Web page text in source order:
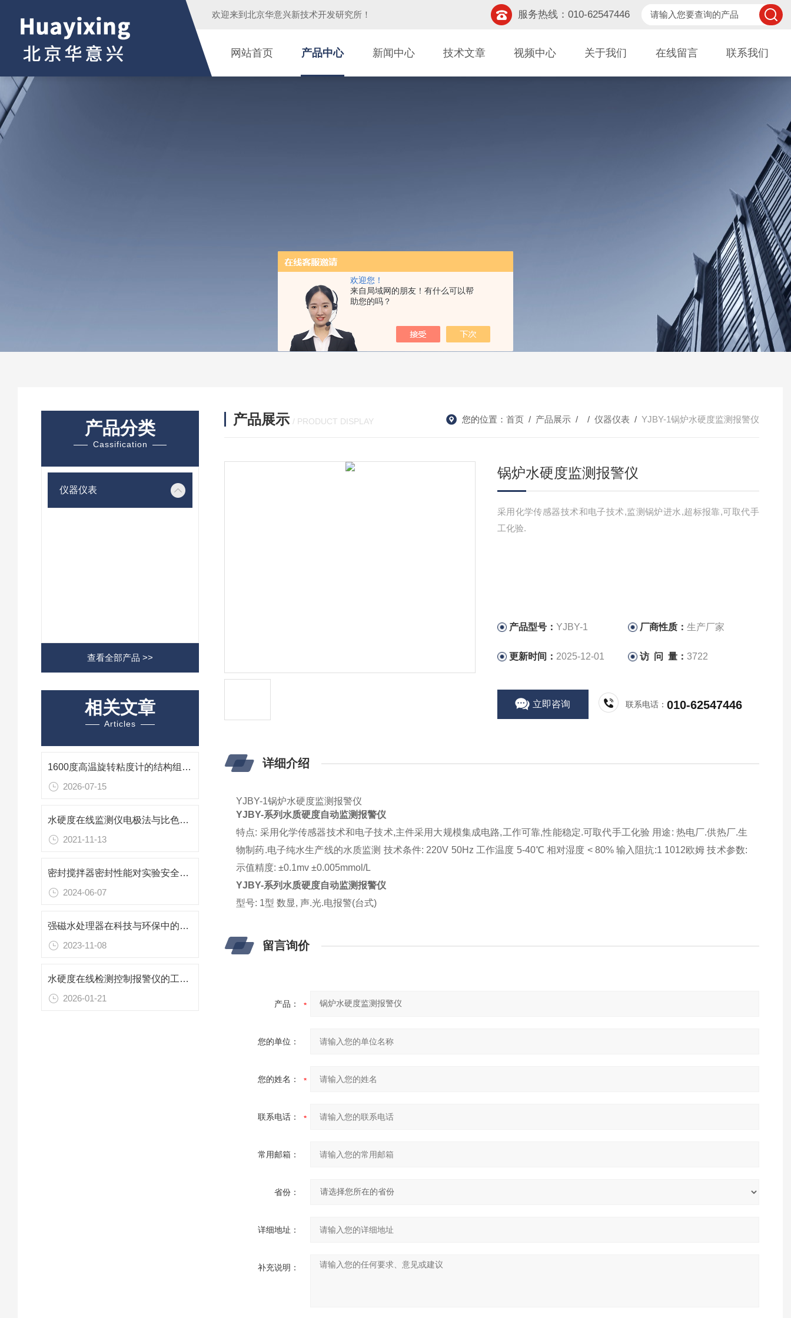
欢迎您！
来自局域网的朋友！有什么可以帮
助您的吗？
欢迎来到 北京华意兴新技术开发研究所 ！ 服务热线：010-62547446
网站首页 产品中心 新闻中心 技术文章 视频中心 关于我们 在线留言 联系我们
产品分类
Cassification
仪器仪表
查看全部产品 >>
相关文章
Articles
1600度高温旋转粘度计的结构组成及其作用
2026-07-15
水硬度在线监测仪电极法与比色滴定法等其他方法的比较
2021-11-13
密封搅拌器密封性能对实验安全的重要性
2024-06-07
强磁水处理器在科技与环保中的应用
2023-11-08
水硬度在线检测控制报警仪的工作原理及主要应用领域
2026-01-21
产品展示 / PRODUCT DISPLAY 您的位置： 首页 / 产品展示 / / 仪器仪表 / YJBY-1锅炉水硬度监测报警仪
锅炉水硬度监测报警仪
采用化学传感器技术和电子技术,监测锅炉进水,超标报靠,可取代手
工化验.
产品型号： YJBY-1 厂商性质：生产厂家
更新时间： 2025-12-01 访 问 量：3722
立即咨询 联系电话：010-62547446
详细介绍
YJBY-1锅炉水硬度监测报警仪
YJBY-系列水质硬度自动监测报警仪
特点: 采用化学传感器技术和电子技术,主件采用大规模集成电路,工作可靠,性能稳定.可取代手工化验 用途: 热电厂.供热厂.生
物制药.电子纯水生产线的水质监测 技术条件: 220V 50Hz 工作温度 5-40℃ 相对湿度 < 80% 输入阻抗:1 1012欧姆 技术参数:
示值精度: ±0.1mv ±0.005mmol/L
YJBY-系列水质硬度自动监测报警仪
型号: 1型 数显, 声.光.电报警(台式)
留言询价
产品：
您的单位：
您的姓名：
联系电话：
常用邮箱：
省份：
详细地址：
补充说明：